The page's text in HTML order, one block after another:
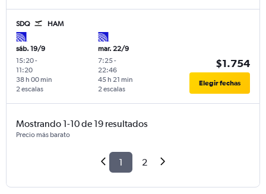
SDQ HAM
sáb. 19/9
15:20-
11:20
2 escalas
38 h 00 min
mar. 22/9
7:25-
22:46
2 escalas
45 h 21 min
$1.754
Elegir fechas
Mostrando 1-10 de 19 resultados
Precio más barato
1 2